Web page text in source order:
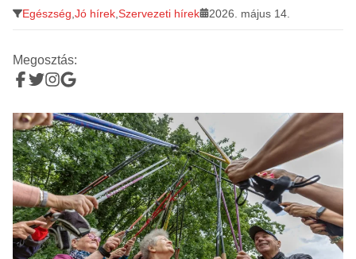
Egészség Jó hírek Szervezeti hírek 2026. május 14.
Megosztás: